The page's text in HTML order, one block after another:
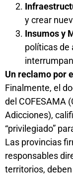
y crear
Insumos y
políticas de
Un reclamo por
Finalmente, el
del COFESAMA
Adicciones),
“privilegiado”
Las provincias
responsables
territorios,